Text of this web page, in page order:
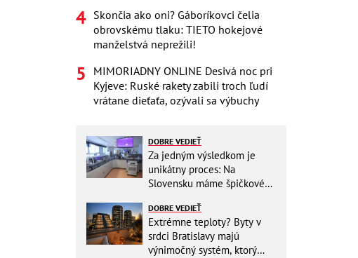
Skončia ako oni? Gáboríkovci čelia
obrovskému tlaku: TIETO hokejové
manželstvá neprežili!
MIMORIADNY ONLINE Desivá noc pri
Kyjeve: Ruské rakety zabili troch ľudí
vrátane dieťaťa, ozývali sa výbuchy
DOBRE VEDIEŤ
Za jedným výsledkom je
unikátny proces: Na
Slovensku máme špičkové
DOBRE VEDIEŤ
Extrémne teploty? Byty v
srdci Bratislavy majú
výnimočný systém, ktorý